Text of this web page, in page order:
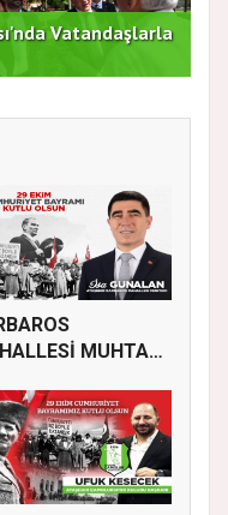
Vatandaşlarla
MUHTARI